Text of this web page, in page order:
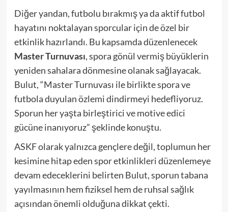
Diğer yandan, futbolu bırakmış ya da aktif futbol
hayatını noktalayan sporcular için de özel bir
etkinlik hazırlandı. Bu kapsamda düzenlenecek
Master Turnuvası, spora gönül vermiş büyüklerin
yeniden sahalara dönmesine olanak sağlayacak.
Bulut, “Master Turnuvası ile birlikte spora ve
futbola duyulan özlemi dindirmeyi hedefliyoruz.
Sporun her yaşta birleştirici ve motive edici
gücüne inanıyoruz” şeklinde konuştu.
ASKF olarak yalnızca gençlere değil, toplumun her
kesimine hitap eden spor etkinlikleri düzenlemeye
devam edeceklerini belirten Bulut, sporun tabana
yayılmasının hem fiziksel hem de ruhsal sağlık
açısından önemli olduğuna dikkat çekti.